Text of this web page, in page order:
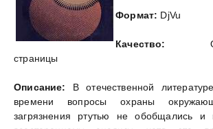
Формат: DjVu
Качество:
страницы
Описание: В отечественной
времени вопросы охраны
загрязнения ртутью не обобщались и